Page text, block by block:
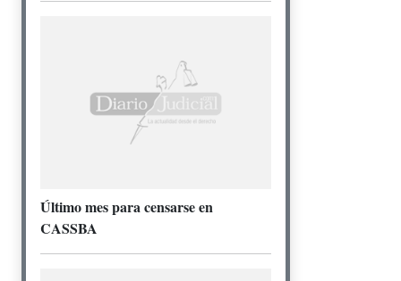
Último mes para censarse en
CASSBA